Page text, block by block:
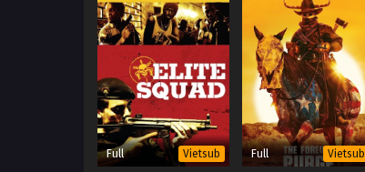
Full Vietsub Full Vietsub